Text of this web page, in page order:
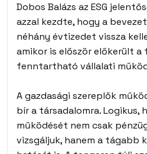
Dobos Balázs az ESG
azzal kezdte, hogy a
néhány évtizedet vissza
amikor is először előkerült
fenntartható vállalati
A gazdasági szereplők
bír a társadalomra. Logikus,
működését nem csak
vizsgáljuk, hanem a tágabb